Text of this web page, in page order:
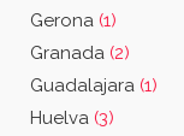
Gerona (1)
Granada (2)
Guadalajara (1)
Huelva (3)